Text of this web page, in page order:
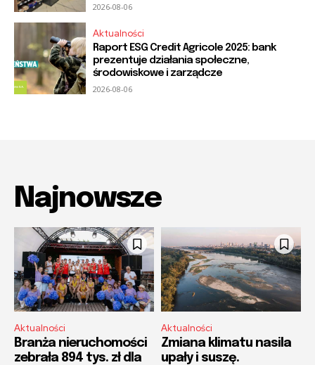
2026-08-06
Aktualności
Raport ESG Credit Agricole 2025: bank
prezentuje działania społeczne,
środowiskowe i zarządcze
2026-08-06
Najnowsze
Aktualności
Branża nieruchomości
zebrała 894 tys. zł dla
Aktualności
Zmiana klimatu nasila
upały i suszę.